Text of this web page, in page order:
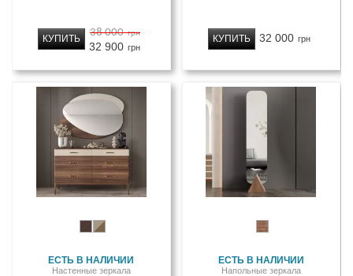
38 000 грн
32 900 грн
КУПИТЬ 32 000 грн
КУПИТЬ
ЕСТЬ В НАЛИЧИИ
Настенные зеркала
ЕСТЬ В НАЛИЧИИ
Напольные зеркала